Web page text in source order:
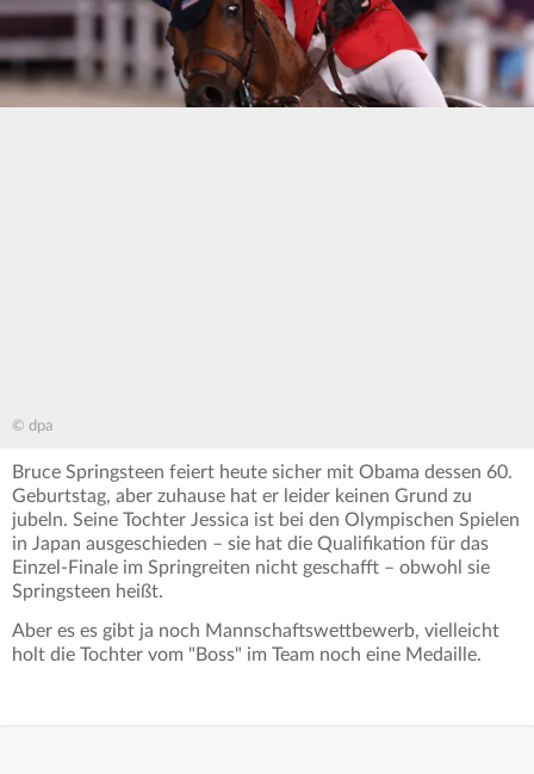
© dpa
Bruce Springsteen feiert heute sicher mit Obama dessen 60.
Geburtstag, aber zuhause hat er leider keinen Grund zu
jubeln. Seine Tochter Jessica ist bei den Olympischen Spielen
in Japan ausgeschieden – sie hat die Qualifikation für das
Einzel-Finale im Springreiten nicht geschafft – obwohl sie
Springsteen heißt.
Aber es es gibt ja noch Mannschaftswettbewerb, vielleicht
holt die Tochter vom "Boss" im Team noch eine Medaille.